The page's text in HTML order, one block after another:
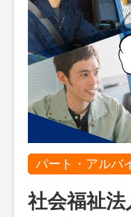
パート・アルバ
社会福祉